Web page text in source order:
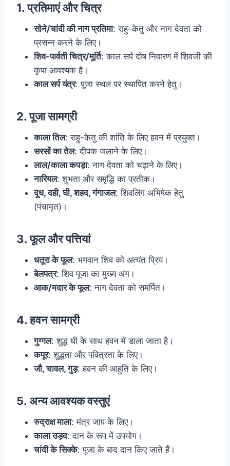
1. प्रतिमाएं और चित्र
सोने/चांदी की नाग प्रतिमा: राहु-केतु और नाग देवता को
प्रसन्न करने के लिए।
शिव-पार्वती चित्र/मूर्ति: काल सर्प दोष निवारण में शिवजी की
कृपा आवश्यक है।
काल सर्प यंत्र: पूजा स्थल पर स्थापित करने हेतु।
2. पूजा सामग्री
काला तिल: राहु-केतु की शांति के लिए हवन में प्रयुक्त।
सरसों का तेल: दीपक जलाने के लिए।
लाल/काला कपड़ा: नाग देवता को चढ़ाने के लिए।
नारियल: शुभता और समृद्धि का प्रतीक।
दूध, दही, घी, शहद, गंगाजल: शिवलिंग अभिषेक हेतु
(पंचामृत)।
3. फूल और पत्तियां
धतूरा के फूल: भगवान शिव को अत्यंत प्रिय।
बेलपत्र: शिव पूजा का मुख्य अंग।
आक/मदार के फूल: नाग देवता को समर्पित।
4. हवन सामग्री
गुग्गल: शुद्ध घी के साथ हवन में डाला जाता है।
कपूर: शुद्धता और पवित्रता के लिए।
जौ, चावल, गुड़: हवन की आहुति के लिए।
5. अन्य आवश्यक वस्तुएं
रुद्राक्ष माला: मंत्र जाप के लिए।
काला उड़द: दान के रूप में उपयोग।
चांदी के सिक्के: पूजा के बाद दान किए जाते हैं।